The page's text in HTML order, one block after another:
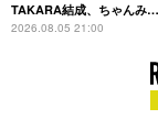
TAKARA結成、ちゃんみな
主宰レーベル第2弾アーテ
2026.08.05 21:00